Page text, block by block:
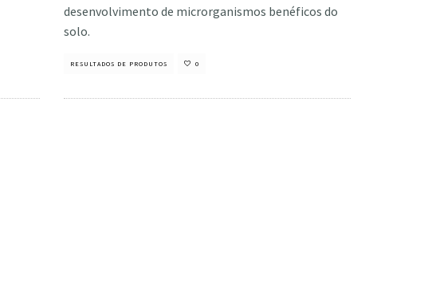
desenvolvimento de microrganismos benéficos do
solo.
RESULTADOS DE PRODUTOS 0